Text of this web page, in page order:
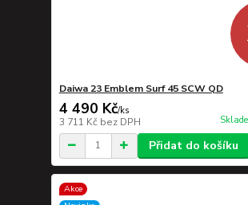
Daiwa 23 Emblem Surf 45 SCW QD
4 490 Kč/ks
3 711 Kč bez DPH
Přidat do košíku
Akce